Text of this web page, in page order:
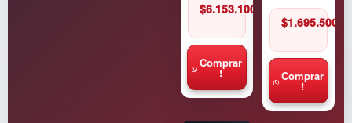
$6.153.100
Comprar
!
$1.695.500
Comprar
!